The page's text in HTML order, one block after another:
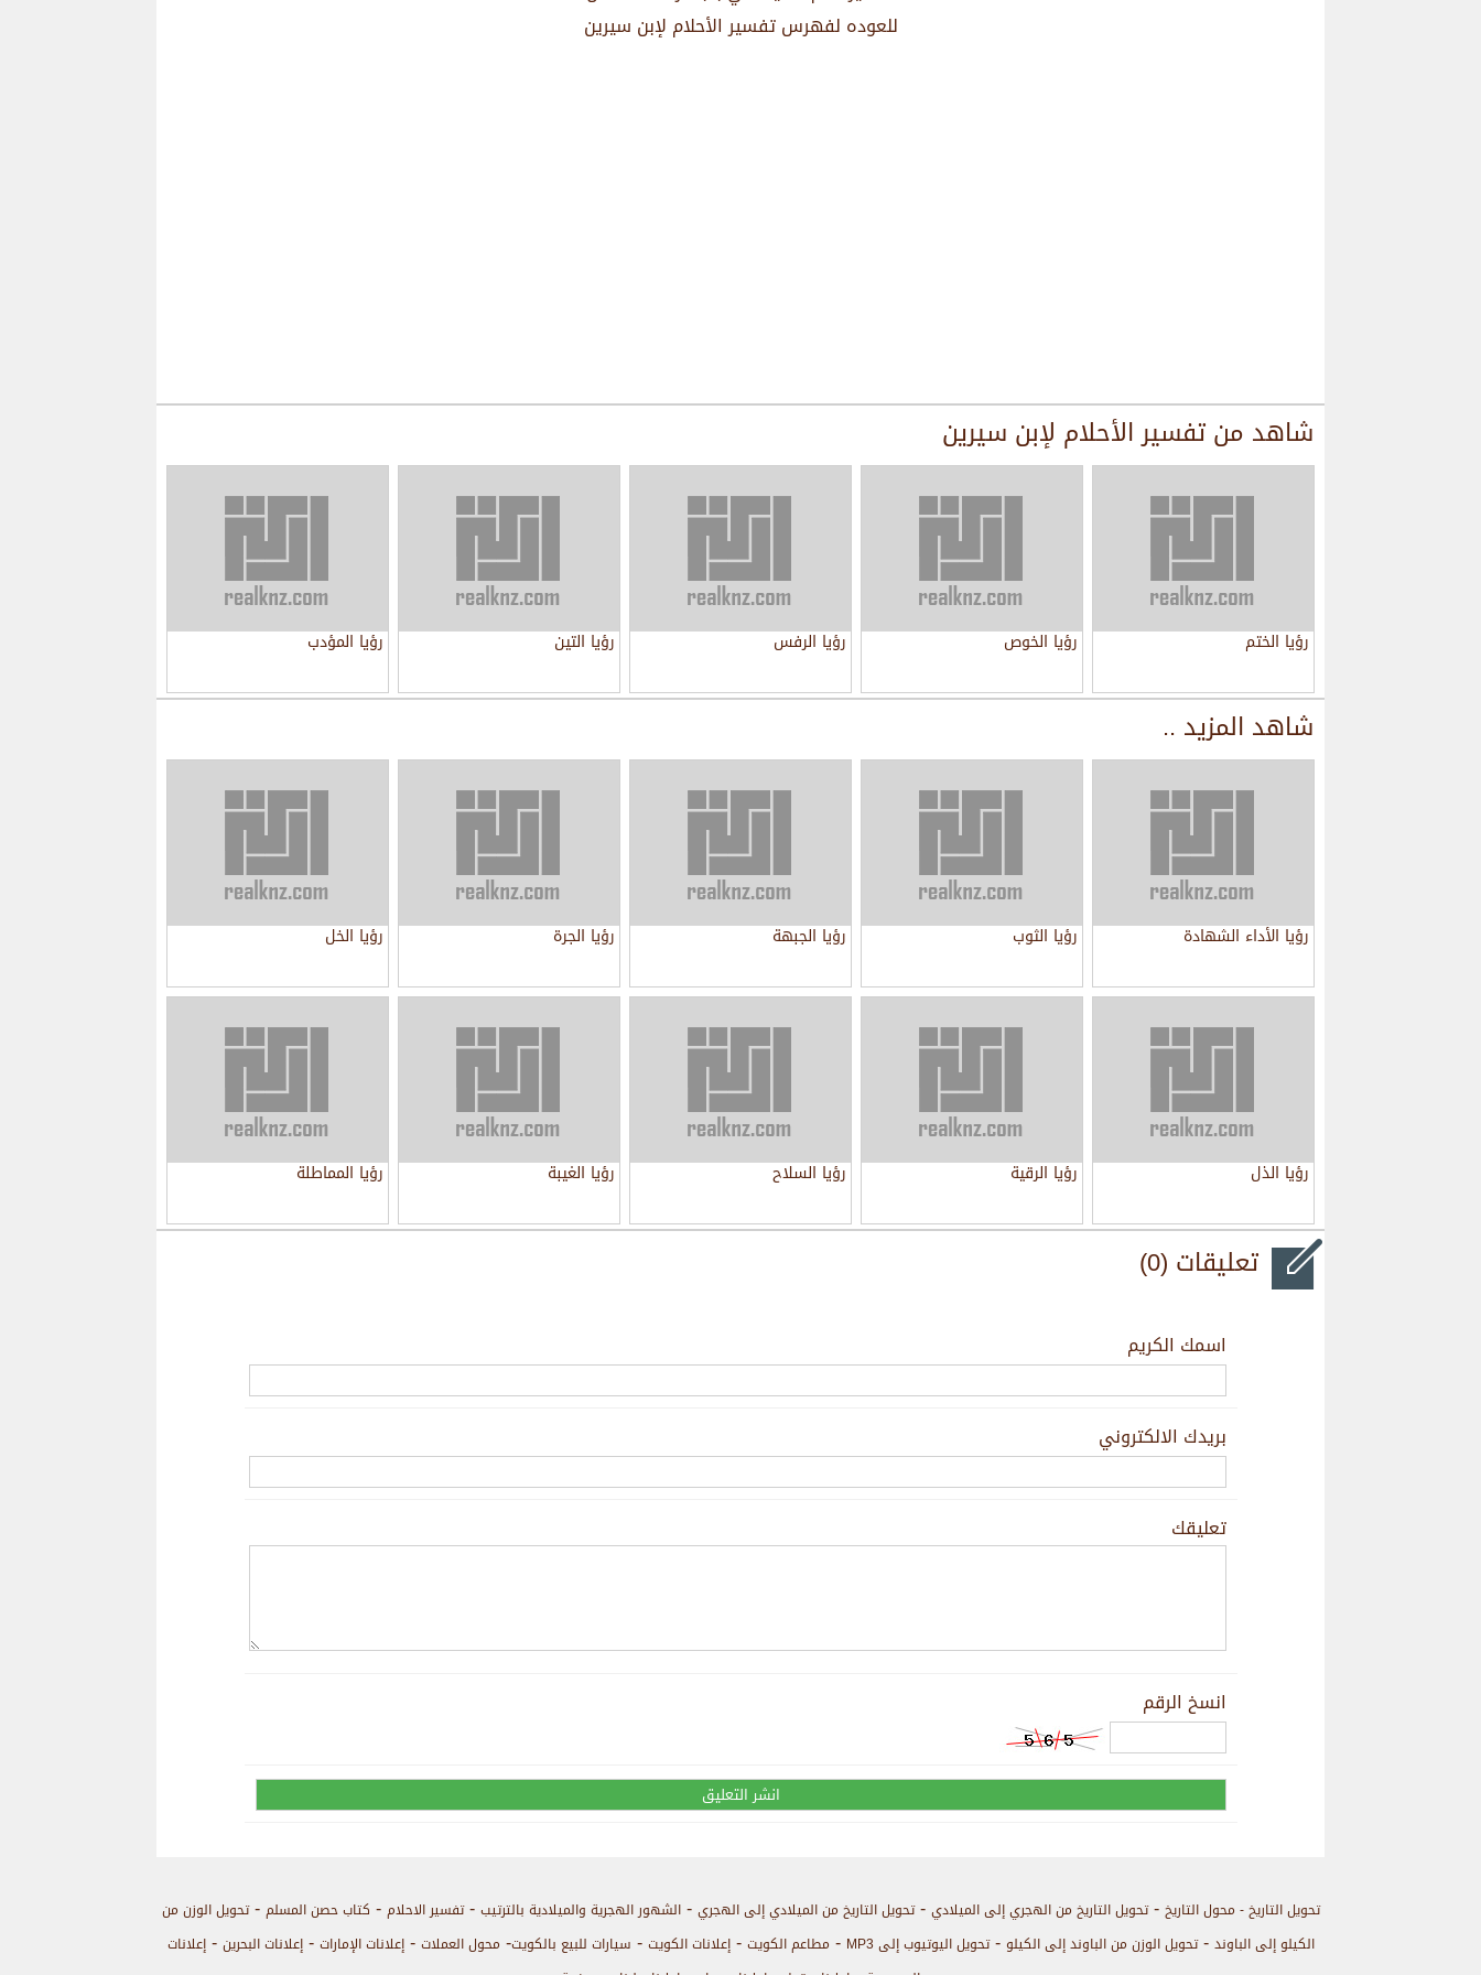
للعوده لفهرس تفسير الأحلام لإبن سيرين
شاهد منتفسير الأحلام لإبن سيرين
رؤيا الختم رؤيا الخوص رؤيا الرفس رؤيا التين رؤيا المؤدب
شاهد المزيد ..
رؤيا الأداء الشهادة رؤيا الثوب رؤيا الجبهة رؤيا الجرة رؤيا الخل
رؤيا الذل رؤيا الرقية رؤيا السلاح رؤيا الغيبة رؤيا المماطلة
تعليقات (0)
اسمك الكريم
بريدك الالكتروني
تعليقك
انسخ الرقم
تحويل التاريخ - محول التاريخ -تحويل التاريخ من الهجري إلى الميلادي -تحويل التاريخ من الميلادي إلى الهجري -الشهور الهجرية والميلادية بالترتيب -تفسير الاحلام - كتاب حصن المسلم -تحويل الوزن من
الكيلو إلى الباوند -تحويل الوزن من الباوند إلى الكيلو -تحويل اليوتيوب إلى MP3 - مطاعم الكويت -إعلانات الكويت - سيارات للبيع بالكويت- محول العملات -إعلانات الإمارات -إعلانات البحرين -إعلانات